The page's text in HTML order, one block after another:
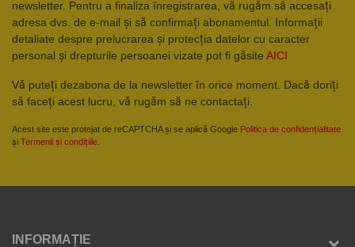
newsletter. Pentru a finaliza înregistrarea, vă rugăm să accesați
adresa dvs. de e-mail și să confirmați abonamentul. Informații
detaliate despre prelucrarea și protecția datelor cu caracter
personal și drepturile persoanei vizate pot fi găsite AICI
Vă puteți dezabona de la newsletter în orice moment. Dacă doriți
să faceți acest lucru, vă rugăm să ne contactați.
Acest site este protejat de reCAPTCHA și se aplică Google Politica de confidențialitate
și Termenii și condițiile
INFORMAȚIE